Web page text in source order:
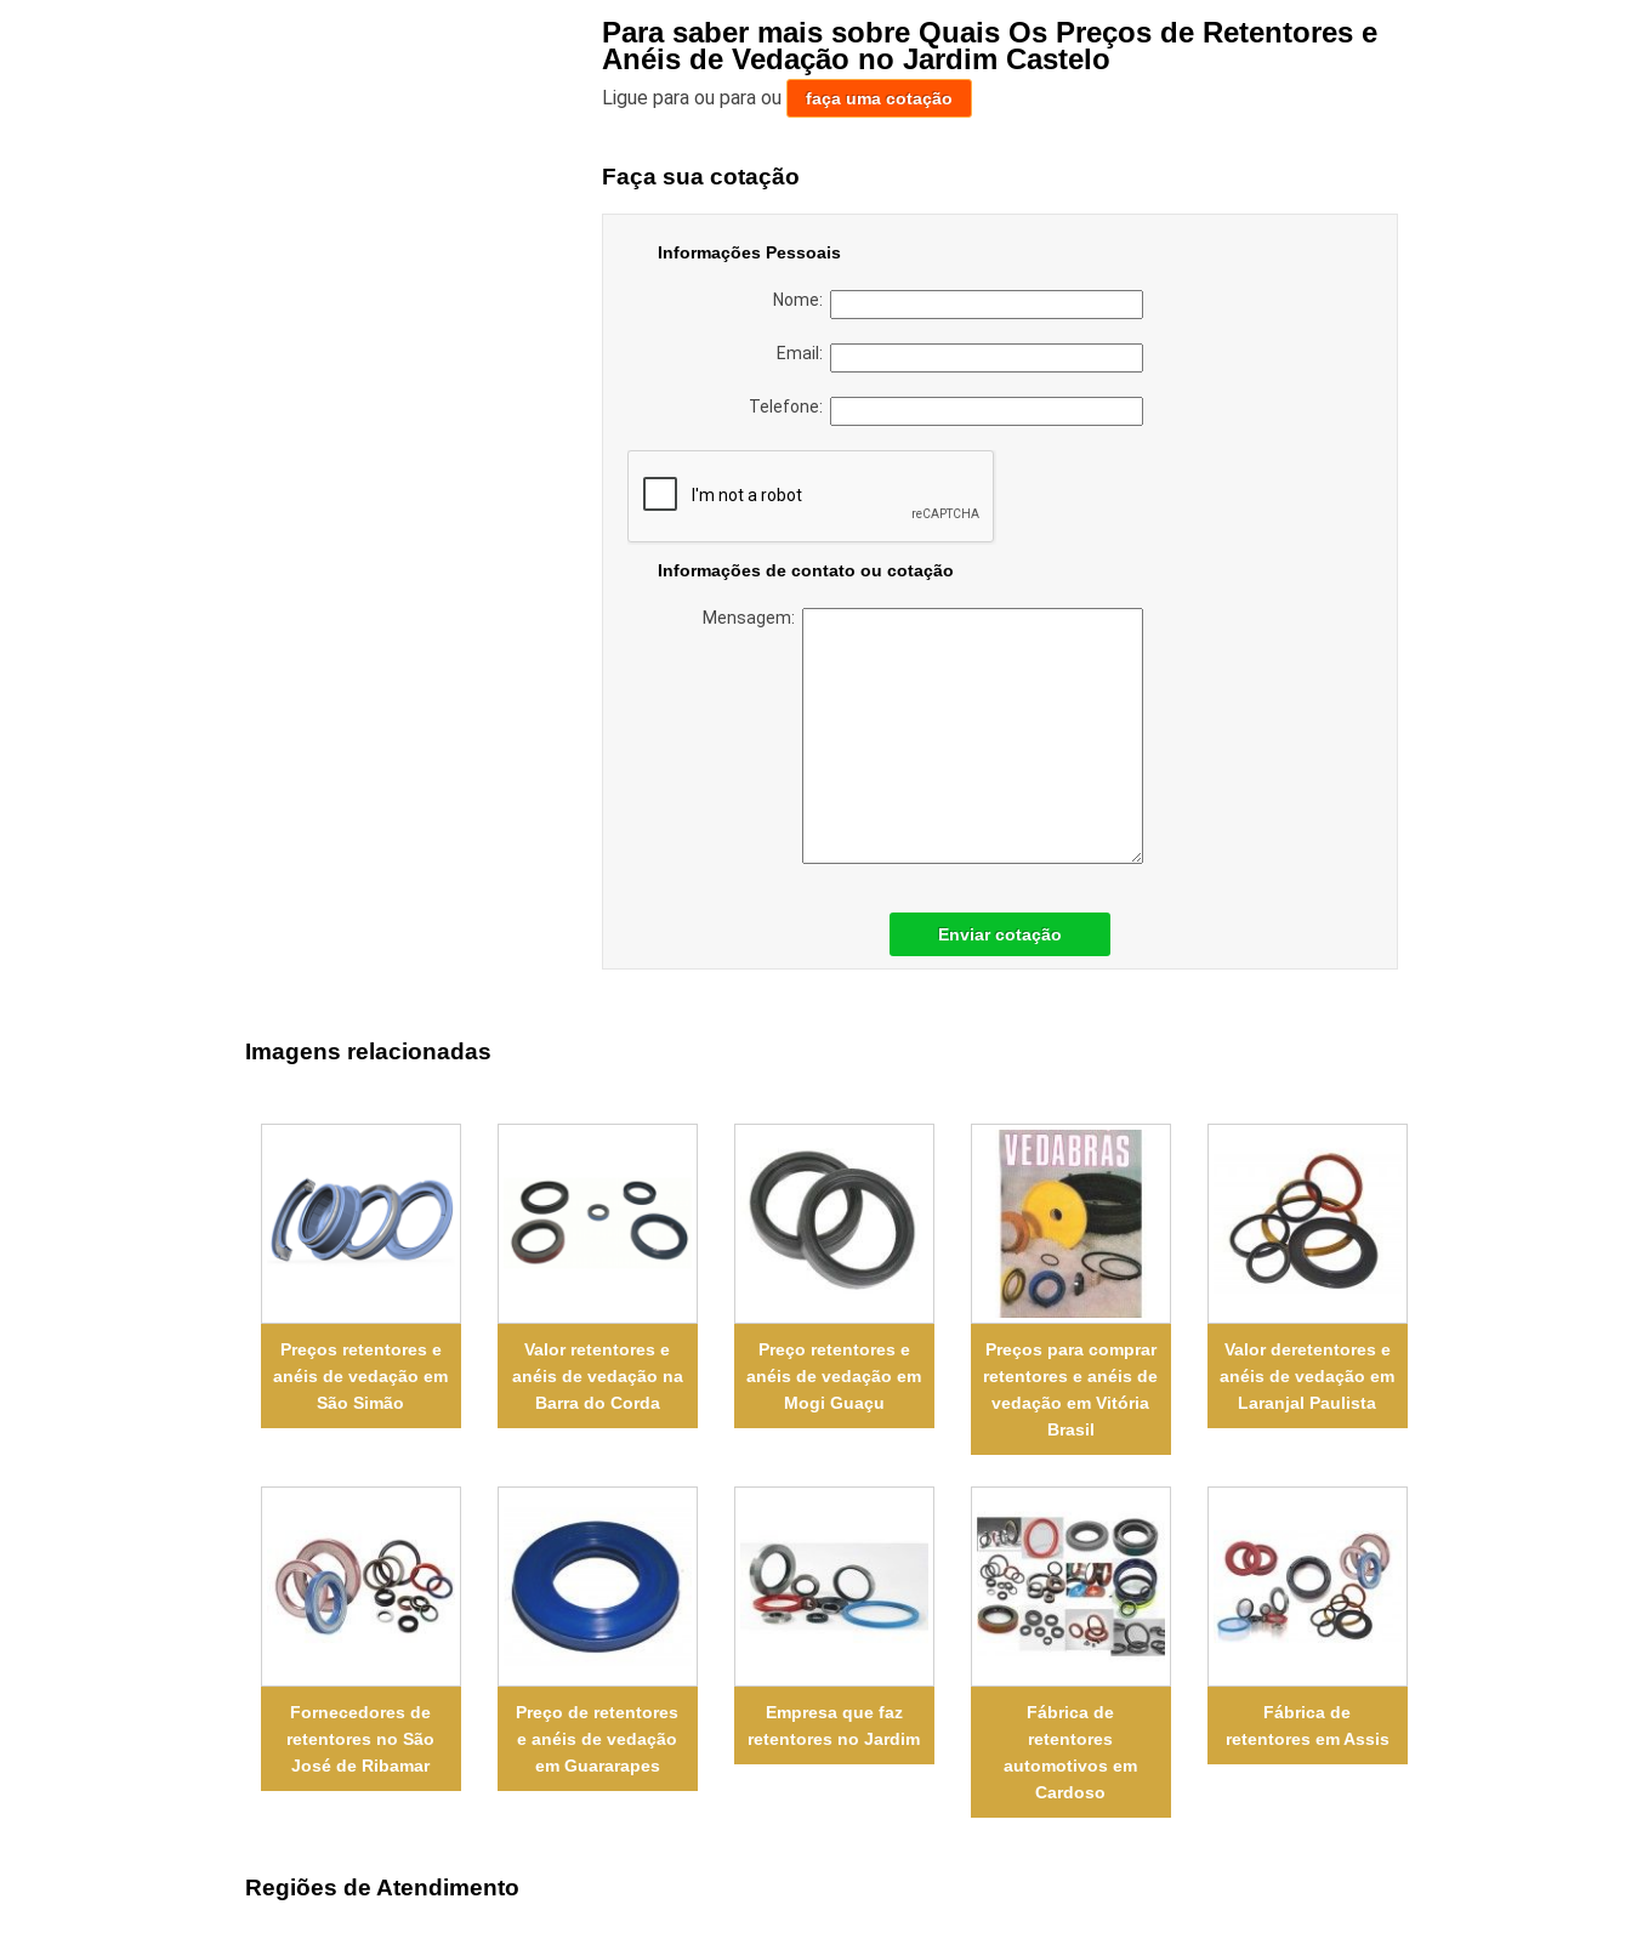
Para saber mais sobre Quais Os Preços de Retentores e
Anéis de Vedação no Jardim Castelo
Ligue para ou para ou faça uma cotação
Faça sua cotação
Informações Pessoais
Nome:
Email:
Telefone:
Informações de contato ou cotação
Mensagem:
Enviar cotação
Imagens relacionadas
Preços retentores e
anéis de vedação em
São Simão
Valor retentores e
anéis de vedação na
Barra do Corda
Preço retentores e
anéis de vedação em
Mogi Guaçu
Preços para comprar
retentores e anéis de
vedação em Vitória
Brasil
Valor deretentores e
anéis de vedação em
Laranjal Paulista
Fornecedores de
retentores no São
José de Ribamar
Preço de retentores
e anéis de vedação
em Guararapes
Empresa que faz
retentores no Jardim
Fábrica de
retentores
automotivos em
Cardoso
Fábrica de
retentores em Assis
Regiões de Atendimento